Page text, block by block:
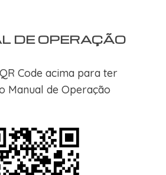
DE OPERAÇÃO
Code acima para ter
Manual de Operação